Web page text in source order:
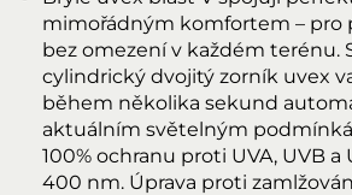
mimořádným komfortem – pro
bez omezení v každém terénu.
cylindrický dvojitý zorník uvex
během několika sekund
aktuálním světelným
100% ochranu proti UVA, UVB a
400 nm. Úprava proti